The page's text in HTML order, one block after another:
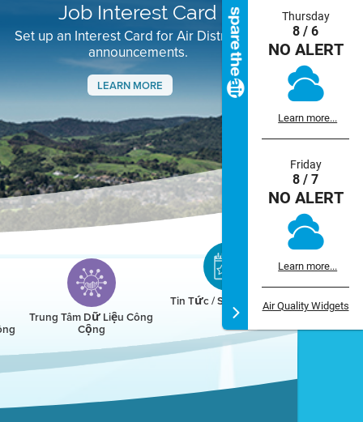
Job Interest Card
Set up an Interest Card for Air District job
announcements.
LEARN MORE
Next
Thursday
8 / 6
NO ALERT
Learn more...
Friday
8 / 7
NO ALERT
Learn more...
Air Quality Widgets
Trung Tâm Dữ Liệu Công
Cộng
Tin Tức / Sự Kiện / Lịch